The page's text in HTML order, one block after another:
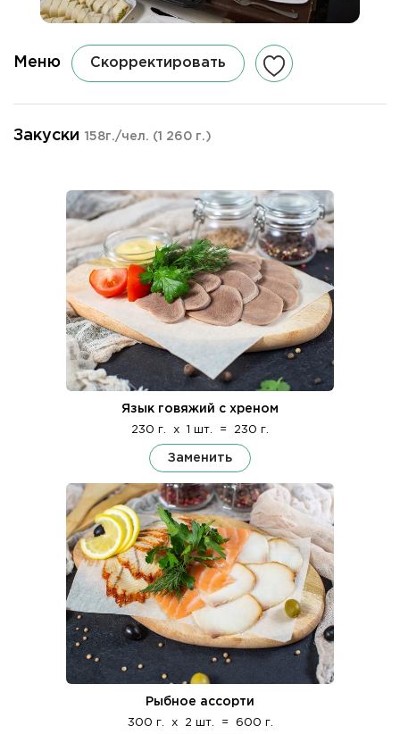
Меню Скорректировать
Закуски 158г./чел. (1 260 г.)
Язык говяжий с хреном
230 г. x 1 шт. = 230 г.
Заменить
Рыбное ассорти
300 г. x 2 шт. = 600 г.